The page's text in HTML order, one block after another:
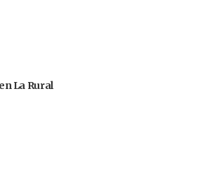
La Rural